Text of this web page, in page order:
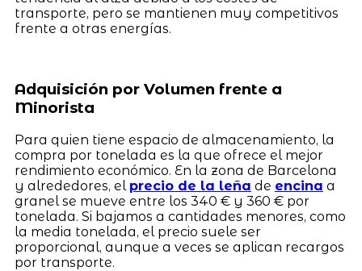
transporte, pero se mantienen muy competitivos
frente a otras energías.
Adquisición por Volumen frente a
Minorista
Para quien tiene espacio de almacenamiento, la
compra por tonelada es la que ofrece el mejor
rendimiento económico. En la zona de Barcelona
y alrededores, el precio de la leña de encina a
granel se mueve entre los 340 € y 360 € por
tonelada. Si bajamos a cantidades menores, como
la media tonelada, el precio suele ser
proporcional, aunque a veces se aplican recargos
por transporte.